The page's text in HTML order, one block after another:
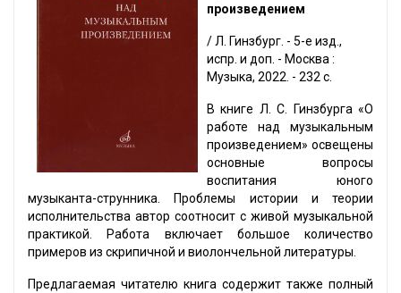
произведением
/ Л. Гинзбург. - 5-е изд.,
испр. и доп. - Москва :
Музыка, 2022. - 232 с.
В книге Л. С. Гинзбурга «О
работе над музыкальным
произведением» освещены
основные вопросы
воспитания юного
музыканта-струнника. Проблемы истории и теории
исполнительства автор соотносит с живой музыкальной
практикой. Работа включает большое количество
примеров из скрипичной и виолончельной литературы.
Предлагаемая читателю книга содержит также полный